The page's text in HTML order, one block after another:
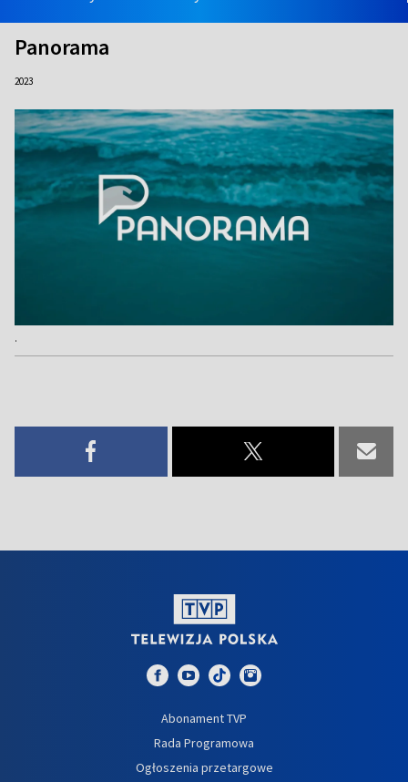
Panorama
2023
.
Abonament TVP
Rada Programowa
Ogłoszenia przetargowe